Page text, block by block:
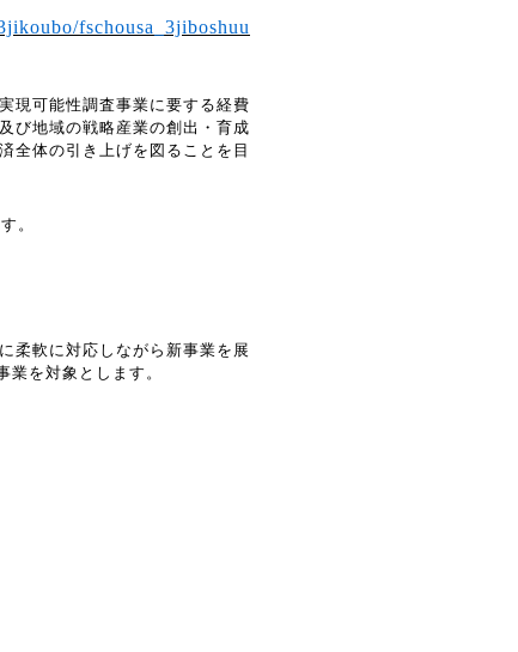
fschousa_3jiboshuu
現可能性調査事業に要する経費
び地域の戦略産業の創出・育成
全体の引き上げを図ることを目
。
柔軟に対応しながら新事業を展
業を対象とします。